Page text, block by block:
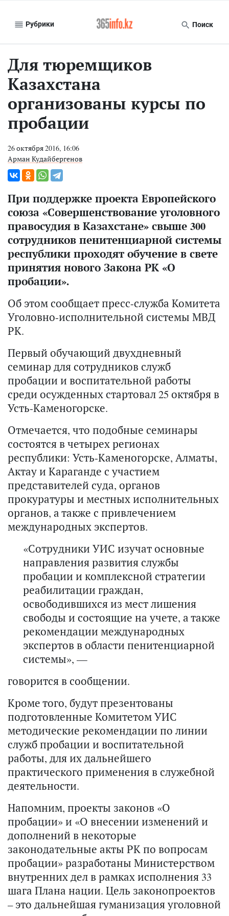
Рубрики Поиск
Для тюремщиков
Казахстана
организованы курсы по
пробации
26 октября 2016, 16:06
Арман Кудайбергенов
При поддержке проекта Европейского
союза «Совершенствование уголовного
правосудия в Казахстане» свыше 300
сотрудников пенитенциарной системы
республики проходят обучение в свете
принятия нового Закона РК «О
пробации».
Об этом сообщает пресс-служба Комитета
Уголовно-исполнительной системы МВД
РК.
Первый обучающий двухдневный
семинар для сотрудников служб
пробации и воспитательной работы
среди осужденных стартовал 25 октября в
Усть-Каменогорске.
Отмечается, что подобные семинары
состоятся в четырех регионах
республики: Усть-Каменогорске, Алматы,
Актау и Караганде с участием
представителей суда, органов
прокуратуры и местных исполнительных
органов, а также с привлечением
международных экспертов.
«Сотрудники УИС изучат основные
направления развития службы
пробации и комплексной стратегии
реабилитации граждан,
освободившихся из мест лишения
свободы и состоящие на учете, а также
рекомендации международных
экспертов в области пенитенциарной
системы», —
говорится в сообщении.
Кроме того, будут презентованы
подготовленные Комитетом УИС
методические рекомендации по линии
служб пробации и воспитательной
работы, для их дальнейшего
практического применения в служебной
деятельности.
Напомним, проекты законов «О
пробации» и «О внесении изменений и
дополнений в некоторые
законодательные акты РК по вопросам
пробации» разработаны Министерством
внутренних дел в рамках исполнения 33
шага Плана нации. Цель законопроектов
– это дальнейшая гуманизация уголовной